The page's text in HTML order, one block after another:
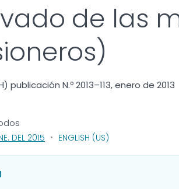
de las
publicación N.º 2013–113, enero de 2013
DEL 2015, VISIT LINK FOR DETAILS.
ENGLISH (US)